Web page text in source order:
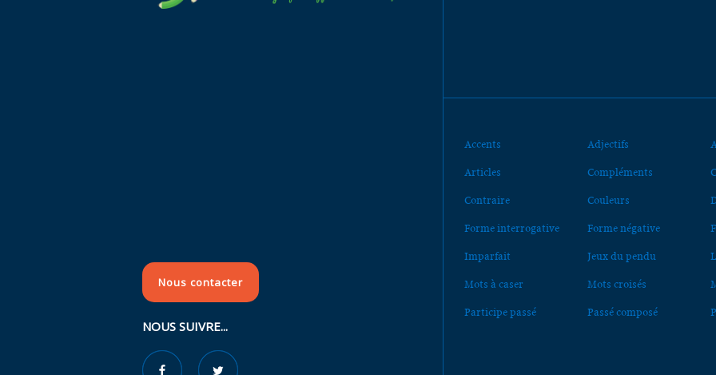
Nous contacter
NOUS SUIVRE...
Accents Adjectifs
Articles Compléments
Contraire Couleurs
Forme interrogative Forme négative
Imparfait Jeux du pendu
Mots à caser Mots croisés
Participe passé Passé composé